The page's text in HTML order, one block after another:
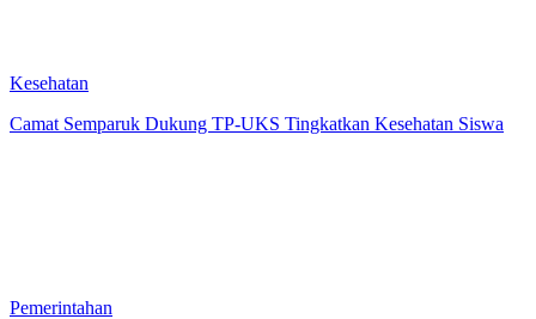
Kesehatan
Camat Semparuk Dukung TP-UKS Tingkatkan Kesehatan Siswa
Pemerintahan